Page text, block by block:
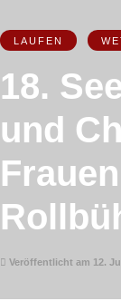
LAUFEN
18.
und
Veröffentlicht am 12.